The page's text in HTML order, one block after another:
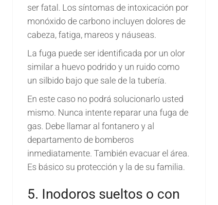
ser fatal. Los síntomas de intoxicación por
monóxido de carbono incluyen dolores de
cabeza, fatiga, mareos y náuseas.
La fuga puede ser identificada por un olor
similar a huevo podrido y un ruido como
un silbido bajo que sale de la tubería.
En este caso no podrá solucionarlo usted
mismo. Nunca intente reparar una fuga de
gas. Debe llamar al fontanero y al
departamento de bomberos
inmediatamente. También evacuar el área.
Es básico su protección y la de su familia.
5. Inodoros sueltos o con